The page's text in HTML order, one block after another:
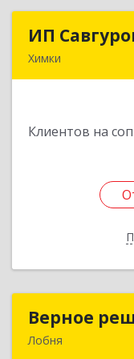
ИП
Химки
Клиентов на
ИП
Верное
Лобня